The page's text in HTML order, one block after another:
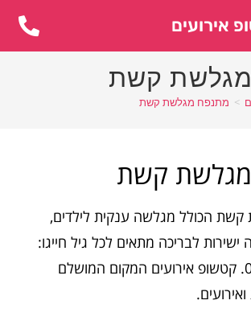
אירועים
קשת
> מתנפח מגלשת קשת
קשת
הכולל מגלשה ענקית לילדים,
לבריכה מתאים לכל גיל חייגו:
050-534-9692. קטשופ אירועים המקום המושלם